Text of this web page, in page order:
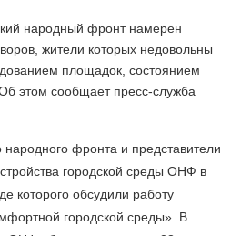
народный фронт намерен
жители которых недовольны
площадок, состоянием
этом сообщает пресс-служба
фронта и представители
городской среды ОНФ в
которого обсудили работу
городской среды». В